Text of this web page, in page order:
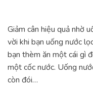
Giảm cân hiệu quả nhờ
vời khi bạn uống nước
bạn thèm ăn một cái gì
một cốc nước. Uống
còn đói…